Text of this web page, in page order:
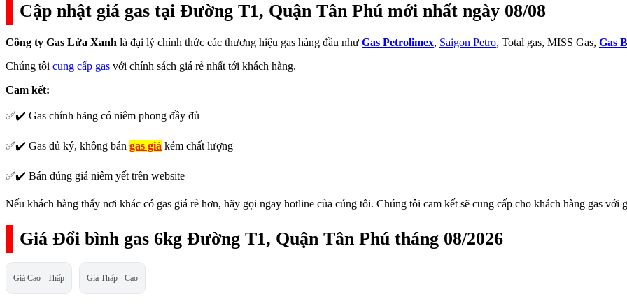
Cập nhật giá gas tại Đường T1, Quận Tân Phú mới nhất ngày 08/08
Công ty Gas Lửa Xanh là đại lý chính thức các thương hiệu gas hàng đầu như Gas Petrolimex, Saigon Petro, Total gas, MISS Gas, Gas
Chúng tôi cung cấp gas với chính sách giá rẻ nhất tới khách hàng.
Cam kết:
✅✔️ Gas chính hãng có niêm phong đầy đủ
✅✔️ Gas đủ ký, không bán gas giả kém chất lượng
✅✔️ Bán đúng giá niêm yết trên website
Nếu khách hàng thấy nơi khác có gas giá rẻ hơn, hãy gọi ngay hotline của cúng tôi. Chúng tôi cam kết sẽ cung cấp cho khách hàng gas với
Giá Đổi bình gas 6kg Đường T1, Quận Tân Phú tháng 08/2026
Giá Cao - Thấp Giá Thấp - Cao